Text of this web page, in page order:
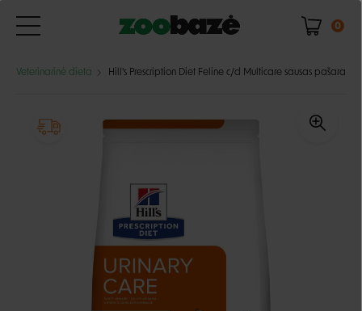
0
Veterinarinė dieta Hill's Prescription Diet Feline c/d Multicare sausas pašaras